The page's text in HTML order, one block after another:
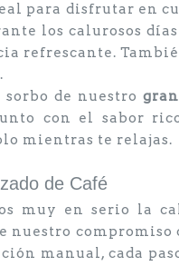
para disfrutar en
los calurosos
refrescante.
sorbo de nuestro
con el sabor
mientras te relajas.
de Café
muy en serio la
nuestro
manual, cada